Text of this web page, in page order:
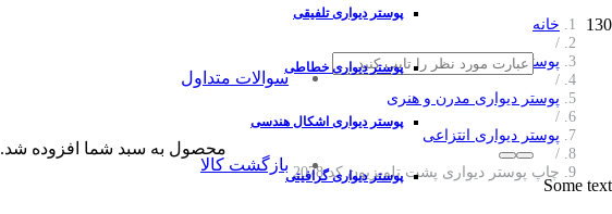
سوالات متداول
بازگشت کالا
پوستر دیواری تلفیقی
پوستر دیواری خطاطی
پوستر دیواری اشکال هندسی
پوستر دیواری گرافیتی
محصول به سبد شما افزوده شد.
Some text
خانه
/
پوستر دیواری
/
پوستر دیواری مدرن و هنری
/
پوستر دیواری انتزاعی
/
چاپ پوستر دیواری پشت تلویزیون کد 2078